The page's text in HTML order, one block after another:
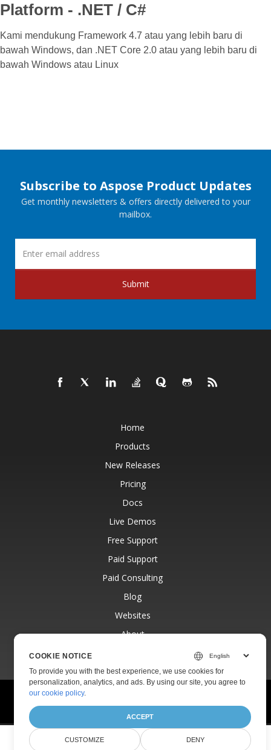
Platform - .NET / C#
Kami mendukung Framework 4.7 atau yang lebih baru di
bawah Windows, dan .NET Core 2.0 atau yang lebih baru di
bawah Windows atau Linux
Subscribe to Aspose Product Updates
Get monthly newsletters & offers directly delivered to your
mailbox.
Submit
Home
Products
New Releases
Pricing
Docs
Live Demos
Free Support
Paid Support
Paid Consulting
Blog
Websites
About
© Aspose Pty Ltd 2001-2026.
Privacy Policy Terms of use Contact
COOKIE NOTICE
To provide you with the best experience, we use cookies for
personalization, analytics, and ads. By using our site, you agree to
our cookie policy.
ACCEPT
CUSTOMIZE DENY